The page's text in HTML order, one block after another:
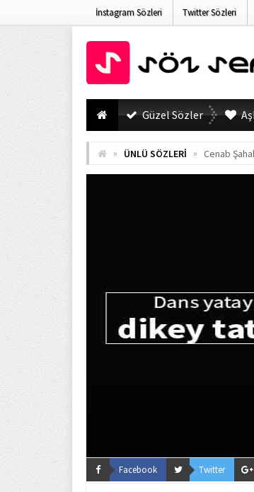
İnstagram Sözleri Twitter Sözleri
Güzel Sözler
» ÜNLÜ SÖZLERİ » Cenab
Facebook Twitter